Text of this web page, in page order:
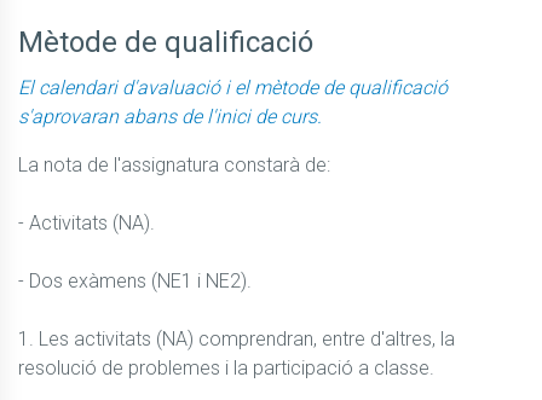
Mètode de qualificació
El calendari d'avaluació i el mètode de qualificació
s'aprovaran abans de l'inici de curs.
La nota de l'assignatura constarà de:
- Activitats (NA).
- Dos exàmens (NE1 i NE2).
1. Les activitats (NA) comprendran, entre d'altres, la
resolució de problemes i la participació a classe.